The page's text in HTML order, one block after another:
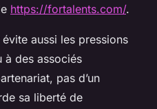
https://fortalents.com/.
aussi les pressions
à des associés
pas d’un
sa liberté de